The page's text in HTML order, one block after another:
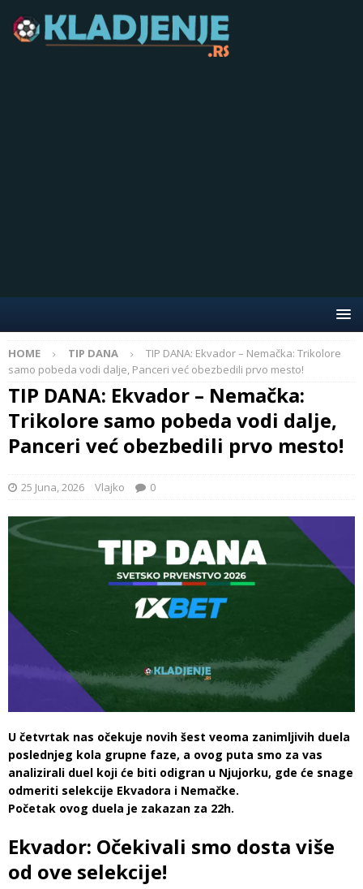
HOME TIP DANA
TIP DANA: Ekvador – Nemačka: Trikolore
samo pobeda vodi dalje, Panceri već obezbedili prvo mesto!
TIP DANA: Ekvador – Nemačka:
Trikolore samo pobeda vodi dalje,
Panceri već obezbedili prvo mesto!
25 Juna, 2026 Vlajko 0
U četvrtak nas očekuje novih šest veoma zanimljivih duela
poslednjeg kola grupne faze, a ovog puta smo za vas
analizirali duel koji će biti odigran u Njujorku, gde će snage
odmeriti selekcije Ekvadora i Nemačke.
Početak ovog duela je zakazan za 22h.
Ekvador: Očekivali smo dosta više
od ove selekcije!